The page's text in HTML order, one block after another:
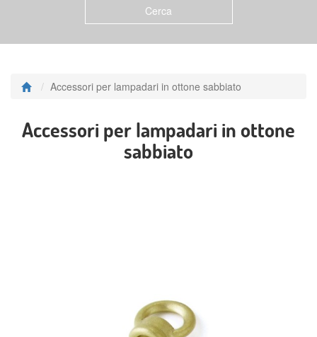
Accessori per lampadari in ottone sabbiato
Accessori per lampadari in ottone
sabbiato